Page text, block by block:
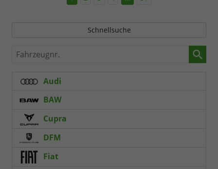
Schnellsuche
Fahrzeugnr.
Audi
BAW
Cupra
DFM
Fiat